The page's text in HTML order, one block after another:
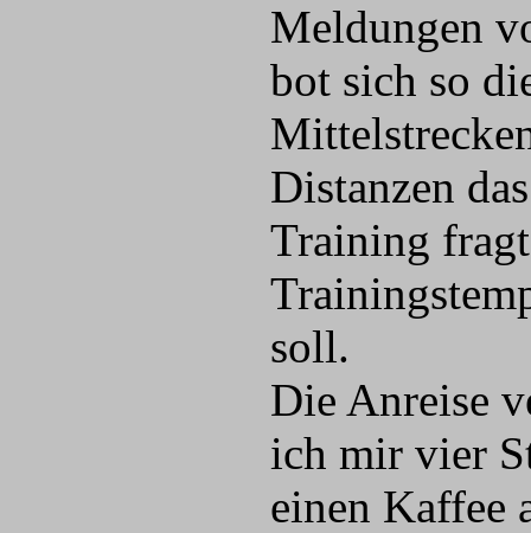
Meldungen
bot sich so
Distanzen
Training
soll.
Die Anreise
ich mir vier
einen Kaffee